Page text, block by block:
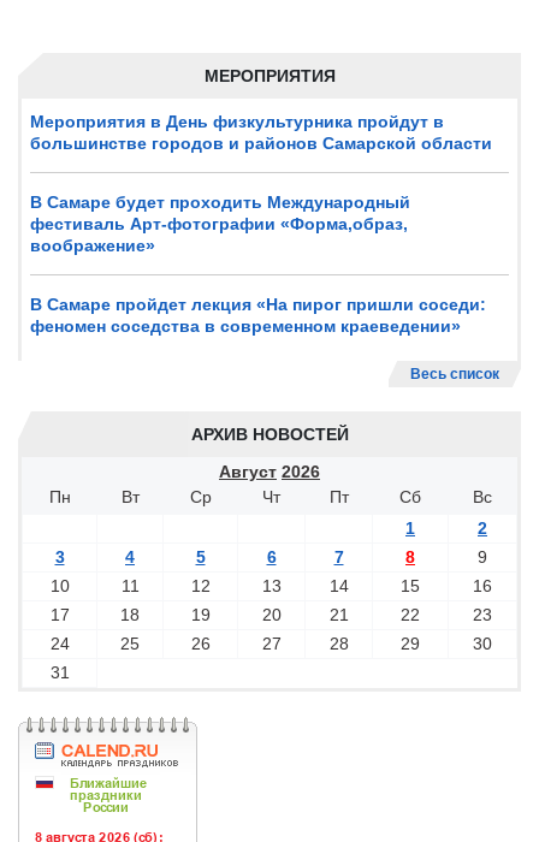
МЕРОПРИЯТИЯ
Мероприятия в День физкультурника пройдут в
большинстве городов и районов Самарской области
В Самаре будет проходить Международный
фестиваль Арт-фотографии «Форма,образ,
воображение»
В Самаре пройдет лекция «На пирог пришли соседи:
феномен соседства в современном краеведении»
Весь список
АРХИВ НОВОСТЕЙ
Август 2026
Пн
Вт Ср Чт Пт Сб
Вс
1
2
3
4 5 6 7 8
9
10
11 12 13 14 15
16
17
18 19 20 21 22
23
24
25 26 27 28 29
30
31